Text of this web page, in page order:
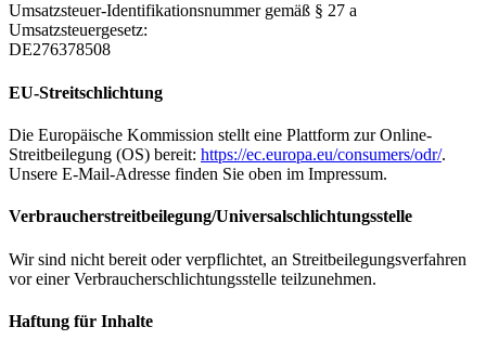
Umsatzsteuer-Identifikationsnummer gemäß § 27 a
Umsatzsteuergesetz:
DE276378508
EU-Streitschlichtung
Die Europäische Kommission stellt eine Plattform zur Online-
Streitbeilegung (OS) bereit: https://ec.europa.eu/consumers/odr/.
Unsere E-Mail-Adresse finden Sie oben im Impressum.
Verbraucher­streit­beilegung/Universal­schlichtungs­stelle
Wir sind nicht bereit oder verpflichtet, an Streitbeilegungsverfahren
vor einer Verbraucherschlichtungsstelle teilzunehmen.
Haftung für Inhalte